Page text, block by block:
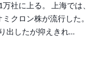
社に上る。 上海では、
クロン株が流行した。
出したが抑えきれ…